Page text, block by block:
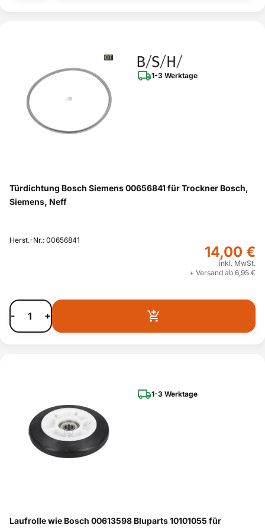
1-3 Werktage
Türdichtung Bosch Siemens 00656841 für Trockner Bosch,
Siemens, Neff
Herst.-Nr.: 00656841
14,00 €
inkl. MwSt.
+ Versand ab 6,95 €
- +
1-3 Werktage
Laufrolle wie Bosch 00613598 Bluparts 10101055 für